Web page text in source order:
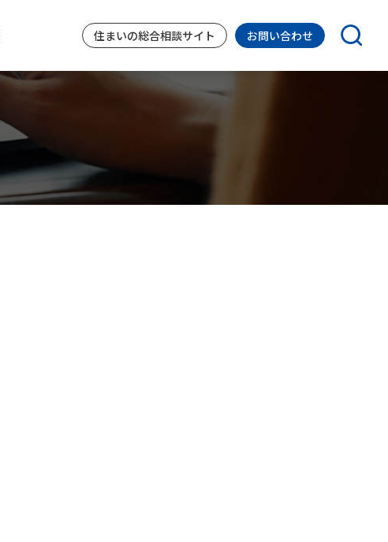
住まいの総合相談サイト お問い合わせ